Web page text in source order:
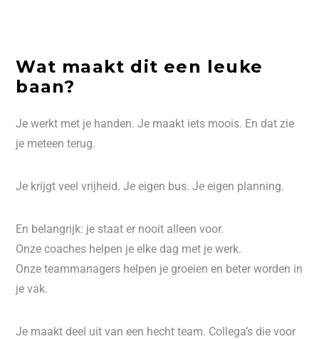
Wat maakt dit een leuke
baan?
Je werkt met je handen. Je maakt iets moois. En dat zie
je meteen terug.
Je krijgt veel vrijheid. Je eigen bus. Je eigen planning.
En belangrijk: je staat er nooit alleen voor.
Onze coaches helpen je elke dag met je werk.
Onze teammanagers helpen je groeien en beter worden in
je vak.
Je maakt deel uit van een hecht team. Collega’s die voor